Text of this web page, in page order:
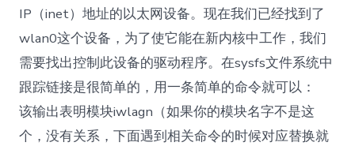
IP（inet）地址的以太网设备。现在我们已经找到了
wlan0这个设备，为了使它能在新内核中工作，我们
需要找出控制此设备的驱动程序。在sysfs文件系统中
跟踪链接是很简单的，用一条简单的命令就可以：
该输出表明模块iwlagn（如果你的模块名字不是这
个，没有关系，下面遇到相关命令的时候对应替换就